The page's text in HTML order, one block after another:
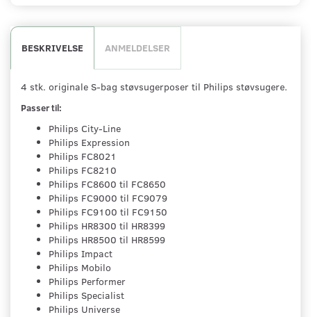
BESKRIVELSE ANMELDELSER
4 stk. originale S-bag støvsugerposer til Philips støvsugere.
Passer til:
Philips City-Line
Philips Expression
Philips FC8021
Philips FC8210
Philips FC8600 til FC8650
Philips FC9000 til FC9079
Philips FC9100 til FC9150
Philips HR8300 til HR8399
Philips HR8500 til HR8599
Philips Impact
Philips Mobilo
Philips Performer
Philips Specialist
Philips Universe